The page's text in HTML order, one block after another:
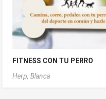
FITNESS CON TU PERRO
Herp, Blanca